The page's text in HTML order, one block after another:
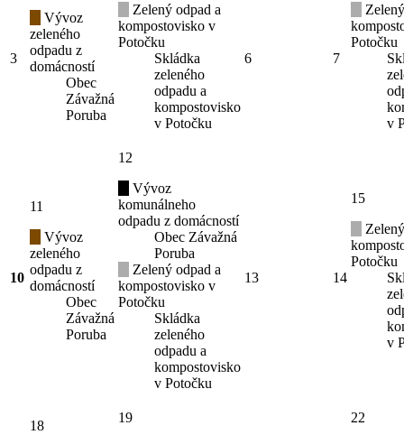
3
Vývoz
zeleného
odpadu z
domácností
Obec
Závažná
Poruba
Zelený odpad a
kompostovisko v
Potočku
Skládka
zeleného
odpadu a
kompostovisko
v Potočku
6 7
Potočku
v
10
11
Vývoz
zeleného
odpadu z
domácností
Obec
Závažná
Poruba
12
Vývoz
komunálneho
odpadu z domácností
Obec Závažná
Poruba
Zelený odpad a
kompostovisko v
Potočku
Skládka
zeleného
odpadu a
kompostovisko
v Potočku
13 14
15
Potočku
v
18
19
22